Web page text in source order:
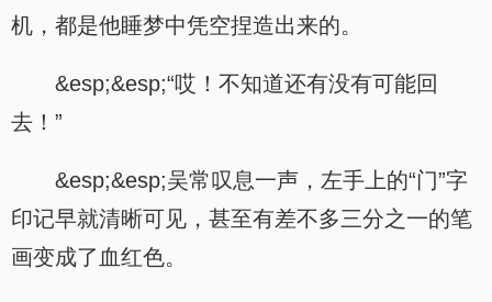
机，都是他睡梦中凭空捏造出来的。
&esp;&esp;“哎！不知道还有没有可能回
去！”
&esp;&esp;吴常叹息一声，左手上的“门”字
印记早就清晰可见，甚至有差不多三分之一的笔
画变成了血红色。